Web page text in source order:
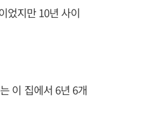
었지만 10년 사이
이 집에서 6년 6개